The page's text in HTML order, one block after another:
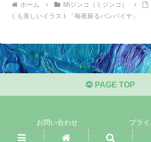
ホーム Miジンコ（ミジンコ）
くも美しいイラスト「毎夜蘇るバンパイヤ」
PAGE TOP
お問い合わせ プラ
© 2019 デザインとアートの